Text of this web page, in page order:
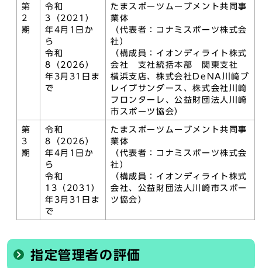
第
2
期
令和
3（2021）
年4月1日か
ら
令和
8（2026）
年3月31日ま
で
たまスポーツムーブメント共同事
業体
（代表者：コナミスポーツ株式会
社）
（構成員：イオンディライト株式
会社 支社統括本部 関東支社
横浜支店、株式会社DeNA川崎ブ
レイブサンダース、株式会社川崎
フロンターレ、公益財団法人川崎
市スポーツ協会）
第
3
期
令和
8（2026）
年4月1日か
ら
令和
13（2031）
年3月31日ま
で
たまスポーツムーブメント共同事
業体
（代表者：コナミスポーツ株式会
社）
（構成員：イオンディライト株式
会社、公益財団法人川崎市スポー
ツ協会）
指定管理者の評価